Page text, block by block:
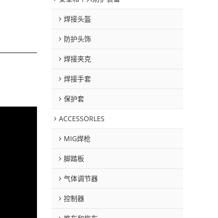
焊接头盔
防护头饰
焊接夹克
焊接手套
保护套
ACCESSORLES
MIG焊枪
脚踏板
气体调节器
控制器